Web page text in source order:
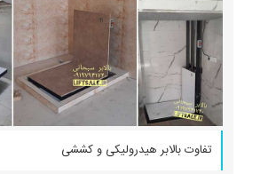
تفاوت بالابر هیدرولیکی و کششی